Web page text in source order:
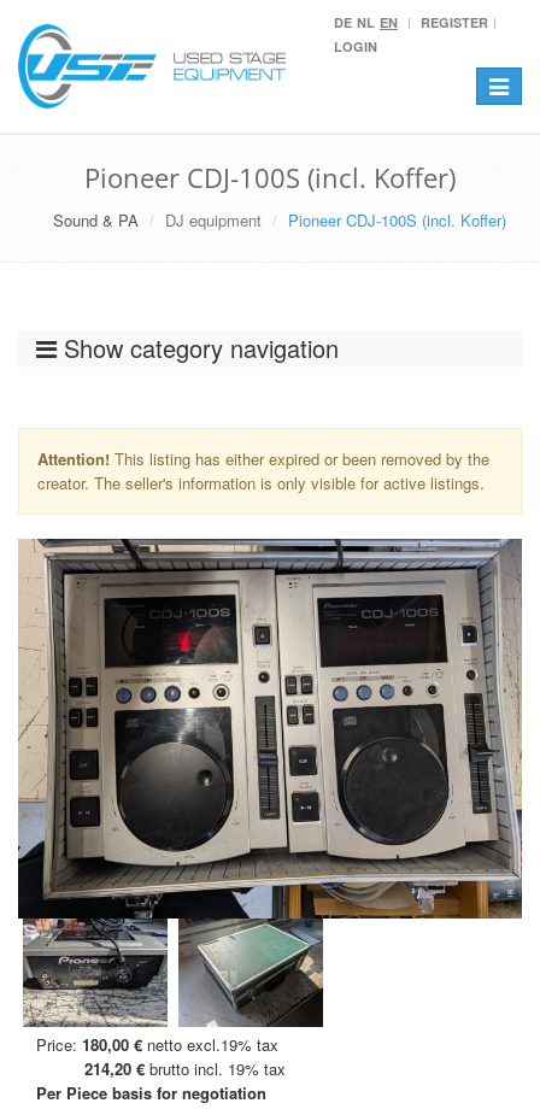
DE NL EN
REGISTER
LOGIN
Toggle
Pioneer CDJ-100S (incl. Koffer)
Sound & PA DJ equipment Pioneer CDJ-100S (incl. Koffer)
Show category navigation
Attention! This listing has either expired or been removed by the
creator. The seller's information is only visible for active listings.
Price: 180,00 € netto excl.19% tax
214,20 € brutto incl. 19% tax
Per Piece basis for negotiation